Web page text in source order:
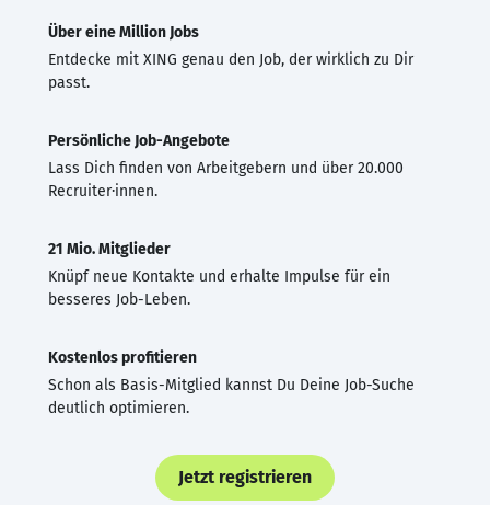
Über eine Million Jobs
Entdecke mit XING genau den Job, der wirklich zu Dir
passt.
Persönliche Job-Angebote
Lass Dich finden von Arbeitgebern und über 20.000
Recruiter·innen.
21 Mio. Mitglieder
Knüpf neue Kontakte und erhalte Impulse für ein
besseres Job-Leben.
Kostenlos profitieren
Schon als Basis-Mitglied kannst Du Deine Job-Suche
deutlich optimieren.
Jetzt registrieren